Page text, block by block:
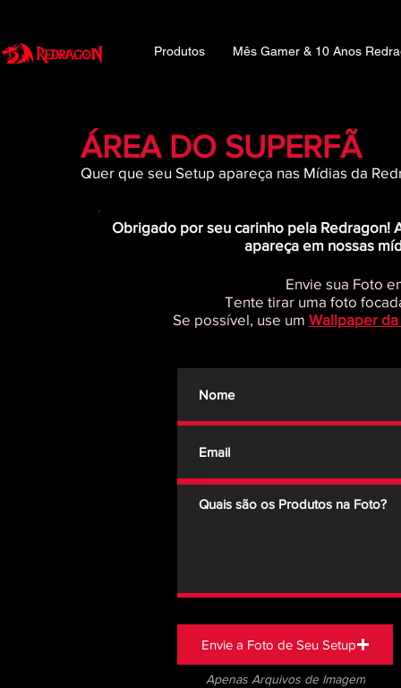
Produtos Mês Gamer & 10 Anos
ÁREA DO SUPERFÃ
Quer que seu Setup apareça nas Mídias da
Obrigado por seu carinho pela Redragon!
apareça em nossas
Envie sua Foto
Tente tirar uma foto
Se possível, use um Wallpaper
Envie a Foto de Seu Setup
Apenas Arquivos de Imagem